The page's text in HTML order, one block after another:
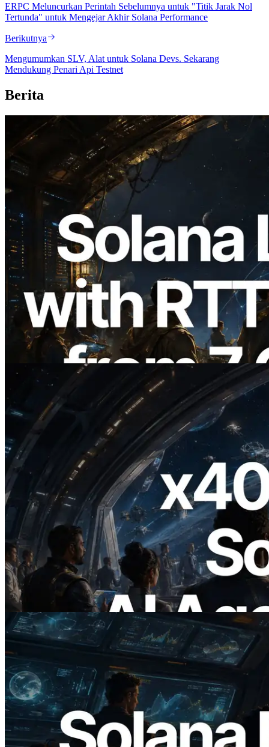
ERPC Meluncurkan Perintah Sebelumnya untuk "Titik Jarak Nol
Tertunda" untuk Mengejar Akhir Solana Performance
Berikutnya
Mengumumkan SLV, Alat untuk Solana Devs. Sekarang
Mendukung Penari Api Testnet
Berita
2026.08.05
ERPC Memperluas Solana Leader Slot
API dengan Pengukuran Ping dari 7
Region Global — Validators Information
API Juga Diluncurkan
2026.07.04
ERPC Meluncurkan Solana RPC
Berbasis x402 — Era AI Agent
Membayar API yang Dibutuhkan Secara
On Demand
Baca artikel ini